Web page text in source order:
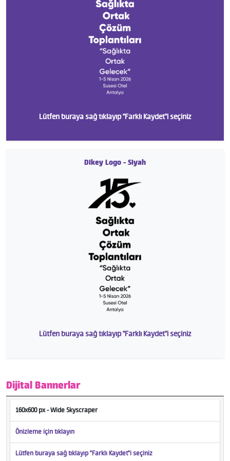
Lütfen buraya sağ tıklayıp "Farklı Kaydet"i seçiniz
Dikey Logo - Siyah
Lütfen buraya sağ tıklayıp "Farklı Kaydet"i seçiniz
Dijital Bannerlar
160x600 px - Wide Skyscraper
Önizleme için tıklayın
Lütfen buraya sağ tıklayıp "Farklı Kaydet"i seçiniz